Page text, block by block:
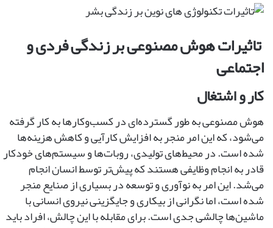
تاثیرات هوش مصنوعی بر زندگی فردی و
اجتماعی
کار و اشتغال
هوش مصنوعی به طور گسترده‌ای در کسب‌وکارها به کار گرفته
می‌شود، که این امر منجر به افزایش کارآیی و کاهش هزینه‌ها
شده است. در محیط‌های تولیدی، روبات‌ها و سیستم‌های خودکار
قادر به انجام وظایفی هستند که پیش‌تر توسط انسان انجام
می‌شد. این امر به نوآوری و توسعه در بسیاری از صنایع منجر
شده است، اما نگرانی از بیکاری و جایگزینی نیروی انسانی با
ماشین‌ها چالشی جدی است. برای مقابله با این چالش، افراد باید